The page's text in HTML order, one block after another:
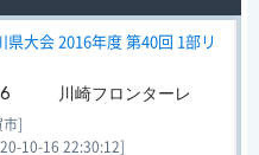
大会 2016年度 第40回 1部リ
川崎フロンターレ
]
10-16 22:30:12]